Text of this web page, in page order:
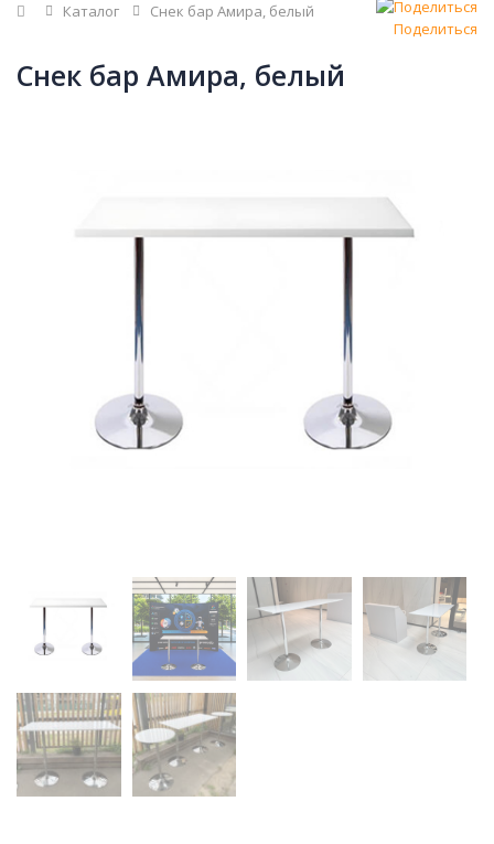
Главная
Каталог
Снек бар Амира, белый
Поделиться
Снек бар Амира, белый